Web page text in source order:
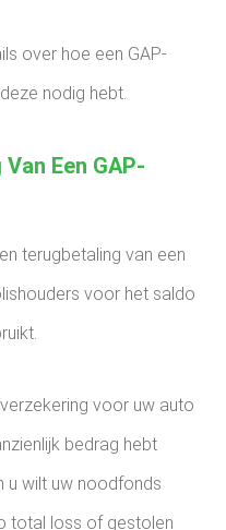
over hoe een GAP-
nodig hebt.
Een GAP-
terugbetaling van een
voor het saldo
voor uw auto
bedrag hebt
u wilt uw noodfonds
total loss of gestolen